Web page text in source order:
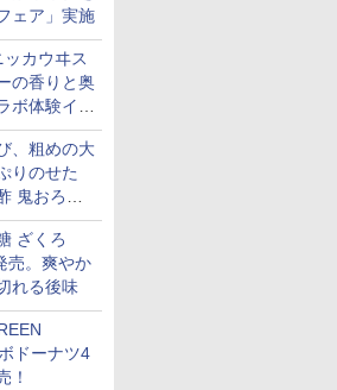
ェア」実施
カウヰス
の香りと奥
ボ体験イベ
で提供開始
、粗めの大
りのせた
鬼おろし
4品を発売
ざくろ
売。爽やか
れる後味
ドーナツ4
！